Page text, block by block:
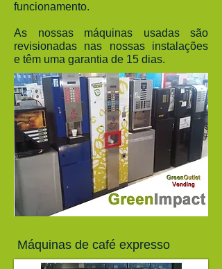
funcionamento.
As nossas máquinas usadas são
revisionadas nas nossas instalações
e têm uma garantia de 15 dias.
Máquinas de café expresso